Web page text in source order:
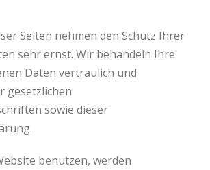
Seiten nehmen den Schutz Ihrer
sehr ernst. Wir behandeln Ihre
Daten vertraulich und
gesetzlichen
sowie dieser
benutzen, werden